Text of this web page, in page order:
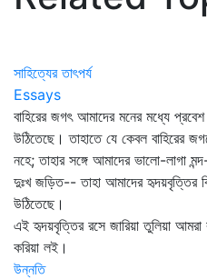
সাহিত্যের তাৎপর্য
Essays
বাহিরের জগৎ আমাদের মনের মধ্যে
উঠিতেছে। তাহাতে যে কেবল বাহিরের
নহে; তাহার সঙ্গে আমাদের ভালো-লাগা
দুঃখ জড়িত-- তাহা আমাদের হৃদয়বৃত্তির
উঠিতেছে।
এই হৃদয়বৃত্তির রসে জারিয়া তুলিয়া
করিয়া লই।
উন্নতি